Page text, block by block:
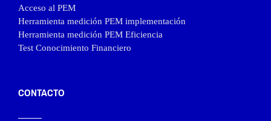
Acceso al PEM
Herramienta medición PEM implementación
Herramienta medición PEM Eficiencia
Test Conocimiento Financiero
CONTACTO